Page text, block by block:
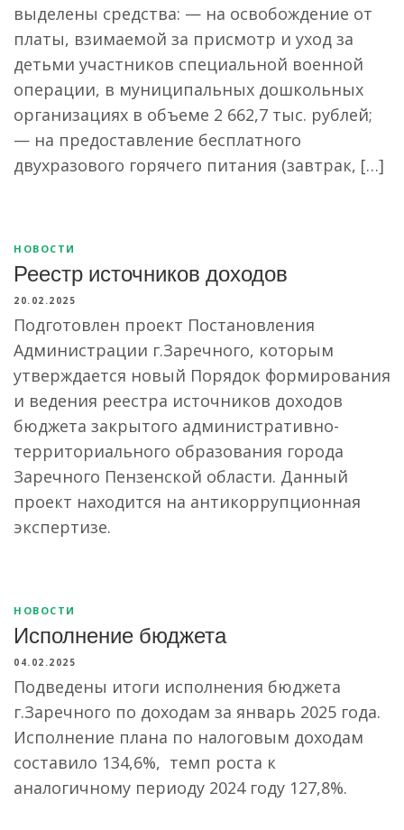
выделены средства: — на освобождение от
платы, взимаемой за присмотр и уход за
детьми участников специальной военной
операции, в муниципальных дошкольных
организациях в объеме 2 662,7 тыс. рублей;
— на предоставление бесплатного
двухразового горячего питания (завтрак, […]
НОВОСТИ
Реестр источников доходов
20.02.2025
Подготовлен проект Постановления
Администрации г.Заречного, которым
утверждается новый Порядок формирования
и ведения реестра источников доходов
бюджета закрытого административно-
территориального образования города
Заречного Пензенской области. Данный
проект находится на антикоррупционная
экспертизе.
НОВОСТИ
Исполнение бюджета
04.02.2025
Подведены итоги исполнения бюджета
г.Заречного по доходам за январь 2025 года.
Исполнение плана по налоговым доходам
составило 134,6%, темп роста к
аналогичному периоду 2024 году 127,8%.